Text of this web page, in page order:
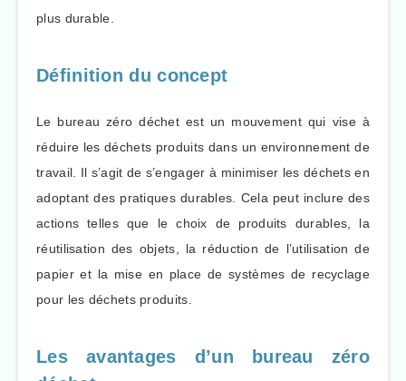
plus durable.
Définition du concept
Le bureau zéro déchet est un mouvement qui vise à
réduire les déchets produits dans un environnement de
travail. Il s’agit de s’engager à minimiser les déchets en
adoptant des pratiques durables. Cela peut inclure des
actions telles que le choix de produits durables, la
réutilisation des objets, la réduction de l’utilisation de
papier et la mise en place de systèmes de recyclage
pour les déchets produits.
Les avantages d’un bureau zéro